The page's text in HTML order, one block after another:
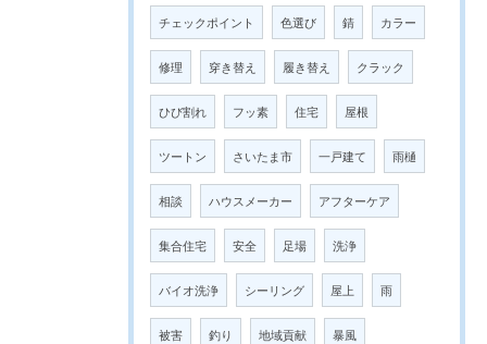
チェックポイント 色選び 錆 カラー
修理 穿き替え 履き替え クラック
ひび割れ フッ素 住宅 屋根
ツートン さいたま市 一戸建て 雨樋
相談 ハウスメーカー アフターケア
集合住宅 安全 足場 洗浄
バイオ洗浄 シーリング 屋上 雨
被害 釣り 地域貢献 暴風